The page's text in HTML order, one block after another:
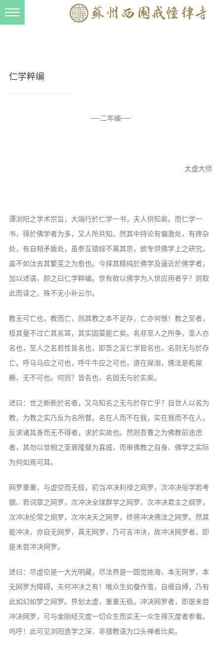
音频视频
弘法活动
皈依斋戒
义工家园
观世音热线
菩提静修营
教理研究
学报论集
信息公告
戒幢论坛
寺院巡览
活动记录
西园风光
仁学粹编
──二年编──
太虚大师
谭浏阳之学术宗旨，大端行於仁学一书，夫人供知矣。而仁学一
书，得於佛学者为多，又人所共知。然其中持论有偏激处，有搀杂
处，有自相矛盾处，虽参互错综不离其宗，欲专供佛学上之研究，
盖不如汰去其繁芜之为愈也。今择其精纯於佛学及逼近於佛学者，
加以述语，颜之曰仁学粹编。世有欲以佛学为入世应用者乎？则取
此而读之，殊不无小补云尔。
教无可亡也，教而亡，则其教之本不足存，亡亦何恨！教之至者，
极其量不过亡其名耳，其实固莫能亡矣。名非至人之所争，圣人亦
名也，至人之名若性皆名也，即吾之言仁学皆名也，名则无与於存
亡。呼马马应之可也，呼牛牛应之可也，道在屎溺，佛法是乾屎
橛，无不可也。何则？皆名也，名固无与於实矣。
述曰：世之断断於名者，又乌知名之无与於存亡乎？自世人以名为
教，为教之实乃反为名所瞀。名在人而不在我，实在我而不在人，
反求诸其身而无不得者，求於实故也。然则吾曹之为佛教前途虑
者，其勿以世相之圣衰隆替为喜戚，而审佛教之自身、佛学之实际
为何如焉可耳。
网罗重重，与虚空而无极，初当冲决利禄之网罗，次冲决俗学若考
据、若词章之网罗，次冲决全球群学之网罗，次冲决君主之纲罗，
次冲决伦常之纲罗，次冲决天之网罗，终将冲决佛法之网罗。然其
能冲决，亦自无网罗，真无网罗，乃可言冲决，故冲决网罗者，即
是未尝冲决网罗。
述曰：尽虚空是一大光明藏，尽法界是一圆觉姓海，本无网罗，本
无网罗为障碍，夫何冲决之有！唯众生如蚕作茧，自缠自缚，乃有
此如幻如梦之网罗。界划太虚，重重无极。冲决网罗者，即是未尝
冲决网罗，可与金刚经灭度一切众生而实无一众生得灭度者参看。
呜呼！此可见浏阳造学之深．非猎教语为口头禅者比矣。